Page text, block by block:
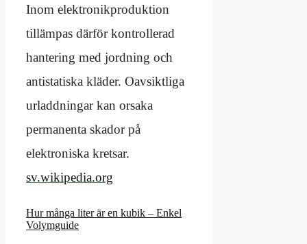
Inom elektronikproduktion
tillämpas därför kontrollerad
hantering med jordning och
antistatiska kläder. Oavsiktliga
urladdningar kan orsaka
permanenta skador på
elektroniska kretsar.
sv.wikipedia.org
Hur många liter är en kubik – Enkel
Volymguide